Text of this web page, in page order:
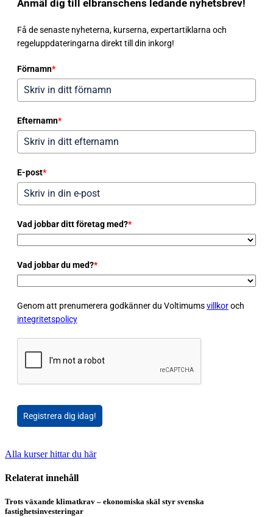
Anmäl dig till elbranschens ledande nyhetsbrev!
Få de senaste nyheterna, kurserna, expertartiklarna och
regeluppdateringarna direkt till din inkorg!
Förnamn*
Efternamn*
E-post*
Vad jobbar ditt företag med?*
Vad jobbar du med?*
Genom att prenumerera godkänner du Voltimumsvillkoroch
integritetspolicy
Registrera dig idag!
Alla kurser hittar du här
Relaterat innehåll
Trots växande klimatkrav – ekonomiska skäl styr svenska
fastighetsinvesteringar